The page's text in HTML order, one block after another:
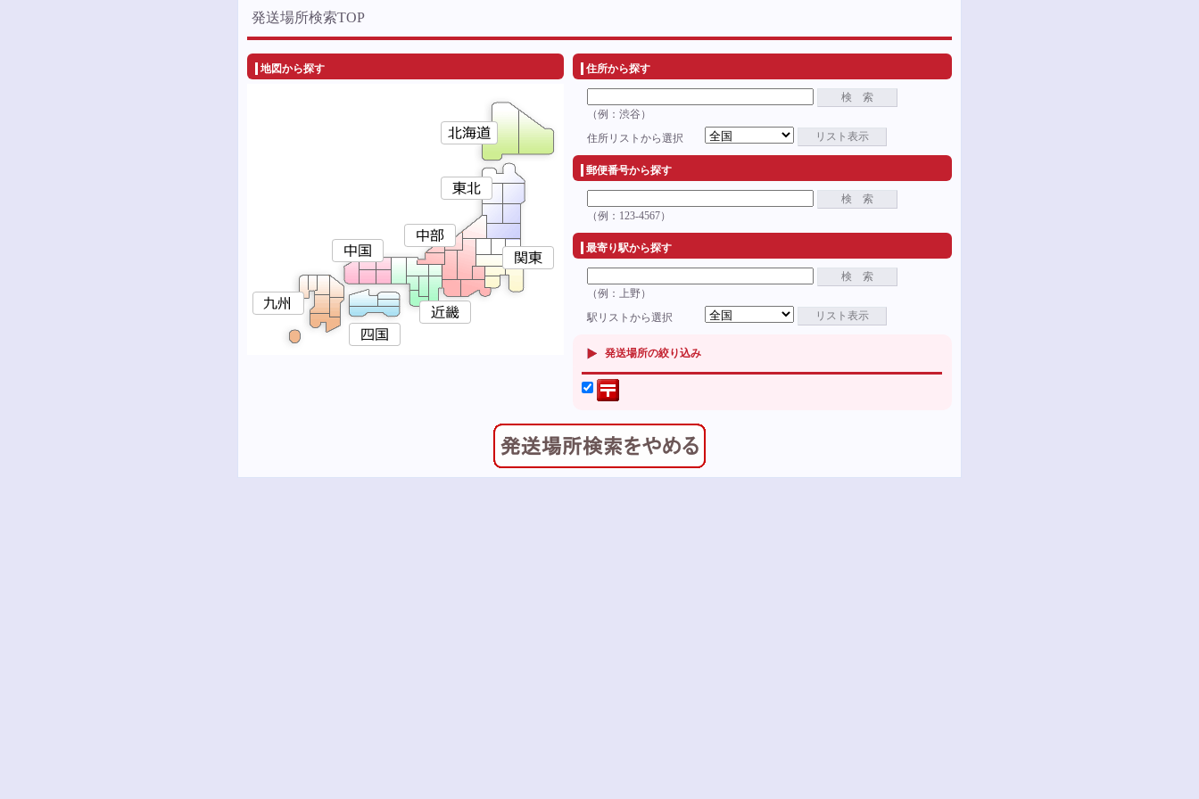
発送場所検索TOP
地図から探す 住所から探す
検 索
（例：渋谷）
住所リストから選択
リスト表示
郵便番号から探す
検 索
（例：123-4567）
最寄り駅から探す
検 索
（例：上野）
駅リストから選択
リスト表示
発送場所の絞り込み